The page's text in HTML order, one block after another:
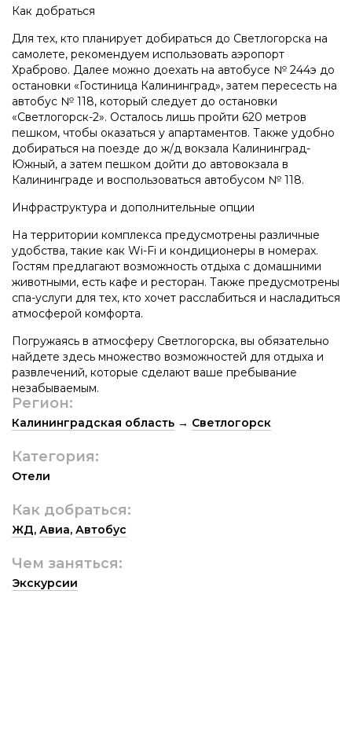
Как добраться
Для тех, кто планирует добираться до Светлогорска на
самолете, рекомендуем использовать аэропорт
Храброво. Далее можно доехать на автобусе № 244э до
остановки «Гостиница Калининград», затем пересесть на
автобус № 118, который следует до остановки
«Светлогорск-2». Осталось лишь пройти 620 метров
пешком, чтобы оказаться у апартаментов. Также удобно
добираться на поезде до ж/д вокзала Калининград-
Южный, а затем пешком дойти до автовокзала в
Калининграде и воспользоваться автобусом № 118.
Инфраструктура и дополнительные опции
На территории комплекса предусмотрены различные
удобства, такие как Wi-Fi и кондиционеры в номерах.
Гостям предлагают возможность отдыха с домашними
животными, есть кафе и ресторан. Также предусмотрены
спа-услуги для тех, кто хочет расслабиться и насладиться
атмосферой комфорта.
Погружаясь в атмосферу Светлогорска, вы обязательно
найдете здесь множество возможностей для отдыха и
развлечений, которые сделают ваше пребывание
незабываемым.
Регион:
Калининградская область → Светлогорск
Категория:
Отели
Как добраться:
ЖД, Авиа, Автобус
Чем заняться:
Экскурсии